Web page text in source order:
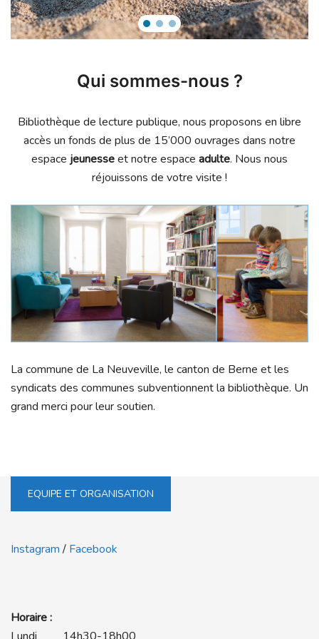
Qui sommes-nous ?
Bibliothèque de lecture publique, nous proposons en libre
accès un fonds de plus de 15’000 ouvrages dans notre
espace jeunesseet notre espace adulte. Nous nous
réjouissons de votre visite !
La commune de La Neuveville, le canton de Berne et les
syndicats des communes subventionnent la bibliothèque. Un
grand merci pour leur soutien.
EQUIPE ET ORGANISATION
Instagram / Facebook
Horaire :